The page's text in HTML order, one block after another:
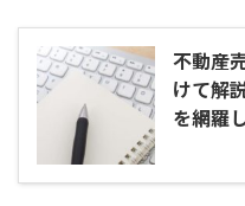
不動産
けて解
を網羅